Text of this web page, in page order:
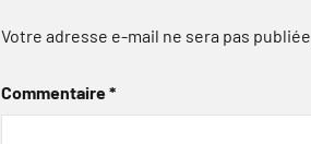
Votre adresse e-mail ne sera pas publiée.
Commentaire*